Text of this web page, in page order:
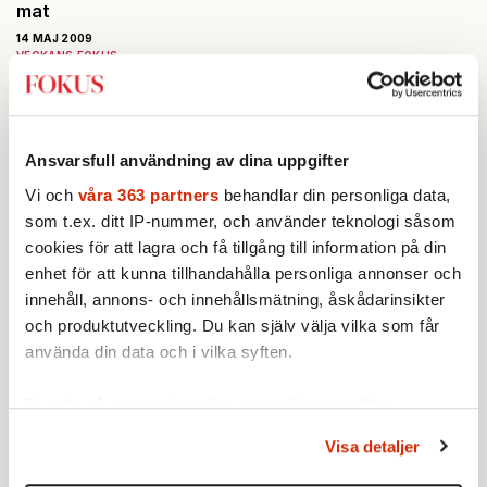
Ansvarsfull användning av dina uppgifter
Vi och våra 363 partners behandlar din personliga data,
som t.ex. ditt IP-nummer, och använder teknologi såsom
cookies för att lagra och få tillgång till information på din
enhet för att kunna tillhandahålla personliga annonser och
innehåll, annons- och innehållsmätning, åskådarinsikter
och produktutveckling. Du kan själv välja vilka som får
använda din data och i vilka syften.
Ta reda på mer om hur dina personliga uppgifter
Du kan ändra eller dra tillbaka ditt samtycke när som
helst från cookie-förklaringen.
Visa detaljer
mat
14 MAJ 2009
VECKANS FOKUS
Vi äter för lite frukt och grönt.
förvandla vår mat.
Fokus Redaktionen:
Irrationella almosor
KRÖNIKOR
En man tilltalar mig utanför
mataffären. Jag går förbi men
vänder mig halvt om när han
nämner politiska fångar och
Iran. Han öppnar en pärm…
Björn Borg
14 MAJ 2009
MINNESORD